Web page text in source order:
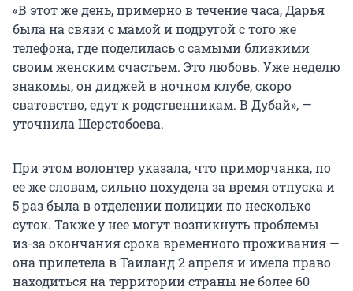
«В этот же день, примерно в течение часа, Дарья
была на связи с мамой и подругой с того же
телефона, где поделилась с самыми близкими
своим женским счастьем. Это любовь. Уже неделю
знакомы, он диджей в ночном клубе, скоро
сватовство, едут к родственникам. В Дубай», —
уточнила Шерстобоева.
При этом волонтер указала, что приморчанка, по
ее же словам, сильно похудела за время отпуска и
5 раз была в отделении полиции по несколько
суток. Также у нее могут возникнуть проблемы
из-за окончания срока временного проживания —
она прилетела в Таиланд 2 апреля и имела право
находиться на территории страны не более 60